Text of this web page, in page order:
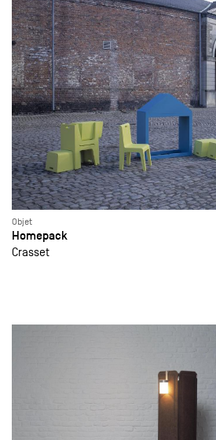
Objet
Homepack
Crasset